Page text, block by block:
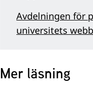
Avdelningen för
universitets
Mer läsning